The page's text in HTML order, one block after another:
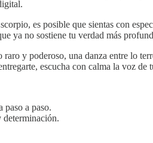
es posible que sientas con
ya no sostiene tu verdad más
y poderoso, una danza entre lo
escucha con calma la voz de
paso a paso.
determinación.